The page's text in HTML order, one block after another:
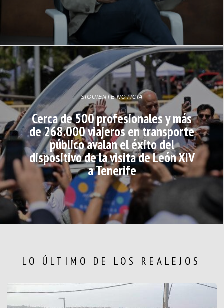
SIGUIENTE NOTICIA
Cerca de 500 profesionales y más
de 268.000 viajeros en transporte
público avalan el éxito del
dispositivo de la visita de León XIV
a Tenerife
LO ÚLTIMO DE LOS REALEJOS